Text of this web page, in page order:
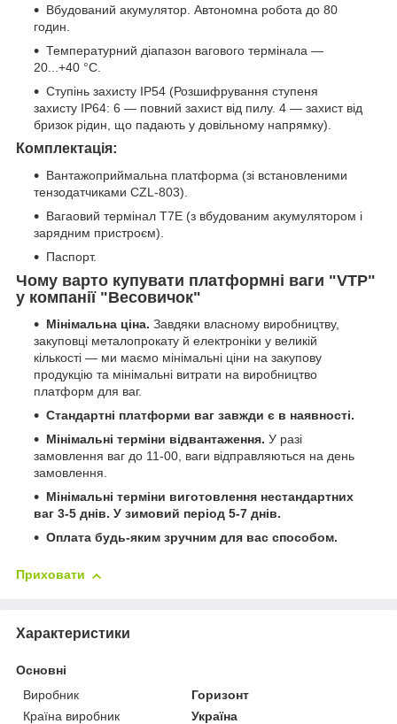
Вбудований акумулятор. Автономна робота до 80
годин.
Температурний діапазон вагового термінала —
20...+40 °C.
Ступінь захисту IP54 (Розшифрування ступеня
захисту IP64: 6 — повний захист від пилу. 4 — захист від
бризок рідин, що падають у довільному напрямку).
Комплектація:
Вантажоприймальна платформа (зі встановленими
тензодатчиками CZL-803).
Вагаовий термінал T7E (з вбудованим акумулятором і
зарядним пристроєм).
Паспорт.
Чому варто купувати платформні ваги "VTP"
у компанії "Весовичок"
Мінімальна ціна. Завдяки власному виробництву,
закуповці металопрокату й електроніки у великій
кількості — ми маємо мінімальні ціни на закупову
продукцію та мінімальні витрати на виробництво
платформ для ваг.
Стандартні платформи ваг завжди є в наявності.
Мінімальні терміни відвантаження. У разі
замовлення ваг до 11-00, ваги відправляються на день
замовлення.
Мінімальні терміни виготовлення нестандартних
ваг 3-5 днів. У зимовий період 5-7 днів.
Оплата будь-яким зручним для вас способом.
Приховати
Характеристики
Основні
Виробник
Горизонт
Країна виробник
Україна